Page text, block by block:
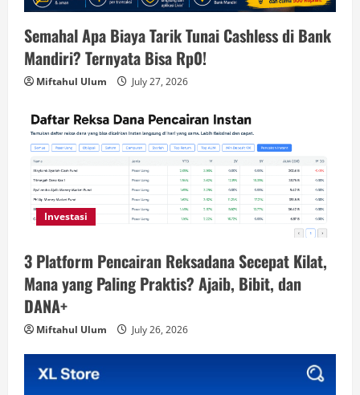
Semahal Apa Biaya Tarik Tunai Cashless di Bank
Mandiri? Ternyata Bisa Rp0!
Miftahul Ulum July 27, 2026
Investasi
3 Platform Pencairan Reksadana Secepat Kilat,
Mana yang Paling Praktis? Ajaib, Bibit, dan
DANA+
Miftahul Ulum July 26, 2026